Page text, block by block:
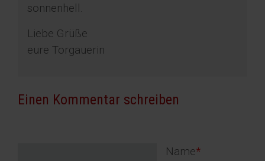
sonnenhell.
Liebe Grüße
eure Torgauerin
Einen Kommentar schreiben
Pflichtfeld
Name*